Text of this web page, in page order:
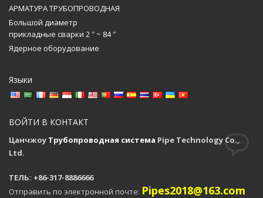
АРМАТУРА ТРУБОПРОВОДНАЯ
Большой диаметр
прикладные сварки 2 ″ ~ 84 ″
Ядерное оборудование
Языки
ВОЙТИ В КОНТАКТ
Цанчжоу Трубопроводная система Pipe Technology Co.,
Ltd.
ТЕЛЬ: +86-317-8886666
Отправить по электронной почте: Pipes2018@163.com